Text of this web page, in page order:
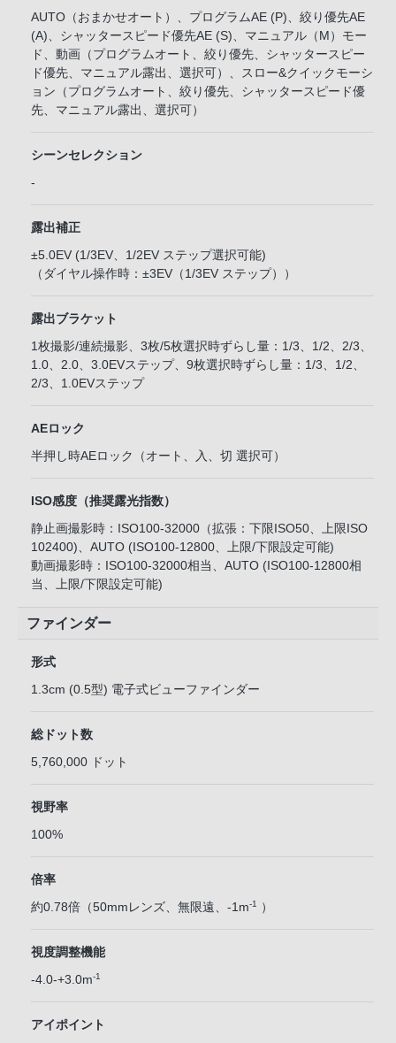
AUTO（おまかせオート）、プログラムAE (P)、絞り優先AE
(A)、シャッタースピード優先AE (S)、マニュアル（M）モー
ド、動画（プログラムオート、絞り優先、シャッタースピー
ド優先、マニュアル露出、選択可）、スロー&クイックモーシ
ョン（プログラムオート、絞り優先、シャッタースピード優
先、マニュアル露出、選択可）
シーンセレクション
-
露出補正
±5.0EV (1/3EV、1/2EV ステップ選択可能)
（ダイヤル操作時：±3EV（1/3EV ステップ））
露出ブラケット
1枚撮影/連続撮影、3枚/5枚選択時ずらし量：1/3、1/2、2/3、
1.0、2.0、3.0EVステップ、9枚選択時ずらし量：1/3、1/2、
2/3、1.0EVステップ
AEロック
半押し時AEロック（オート、入、切 選択可）
ISO感度（推奨露光指数）
静止画撮影時：ISO100-32000（拡張：下限ISO50、上限ISO
102400)、AUTO (ISO100-12800、上限/下限設定可能)
動画撮影時：ISO100-32000相当、AUTO (ISO100-12800相
当、上限/下限設定可能)
ファインダー
形式
1.3cm (0.5型) 電子式ビューファインダー
総ドット数
5,760,000 ドット
視野率
100%
倍率
約0.78倍（50mmレンズ、無限遠、-1m-1 ）
視度調整機能
-4.0-+3.0m-1
アイポイント